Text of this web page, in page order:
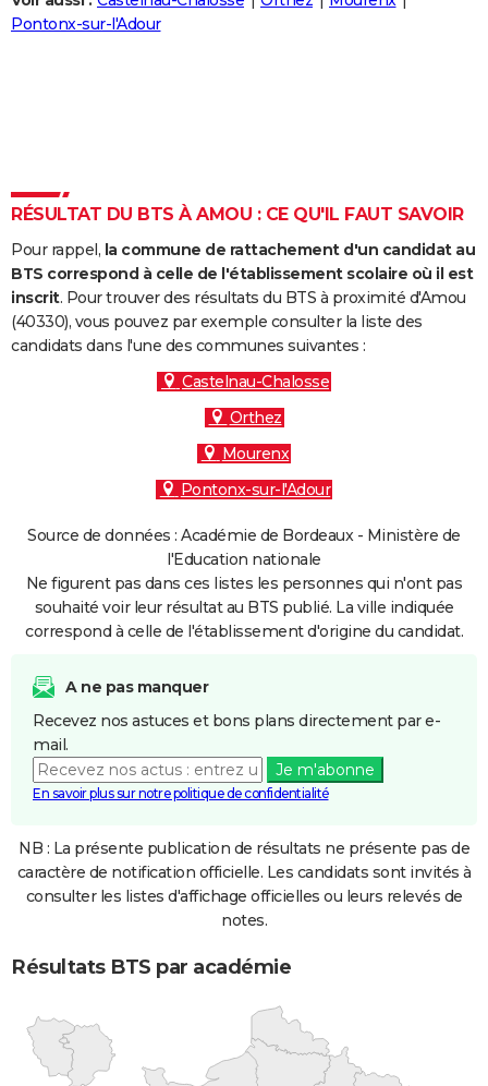
Destinations
City break
Voyage nature
Voyage de noces
Forum
Climat
+
PHOTO
Carte de Noël
Carte Bonne année
Carte Saint-Valentin
Carte Pâques
Carte d'anniversaire
DICTIONNAIRE
Dictionnaire
Biographies
Citations
Expressions
Proverbes
PROGRAMME TV
COPAINS D'AVANT
S'inscrire
Se connecter
Lycées
Collèges
Primaires
Universités
Entreprises
Service militaire
Avis de recherche
AVIS DE DÉCÈS
Pontonx-sur-l'Adour
RÉSULTAT DU BTS À AMOU : CE QU'IL FAUT SAVOIR
Pour rappel, la commune de rattachement d'un candidat au
BTS correspond à celle de l'établissement scolaire où il est
inscrit. Pour trouver des résultats du BTS à proximité d'Amou
(40330), vous pouvez par exemple consulter la liste des
candidats dans l'une des communes suivantes :
Castelnau-Chalosse
Orthez
Mourenx
Pontonx-sur-l'Adour
Source de données : Académie de Bordeaux - Ministère de
l'Education nationale
Ne figurent pas dans ces listes les personnes qui n'ont pas
souhaité voir leur résultat au BTS publié. La ville indiquée
correspond à celle de l'établissement d'origine du candidat.
A ne pas manquer
Recevez nos astuces et bons plans directement par e-
mail.
Je m'abonne
En savoir plus sur notre politique de confidentialité
NB : La présente publication de résultats ne présente pas de
caractère de notification officielle. Les candidats sont invités à
consulter les listes d'affichage officielles ou leurs relevés de
notes.
Résultats BTS par académie